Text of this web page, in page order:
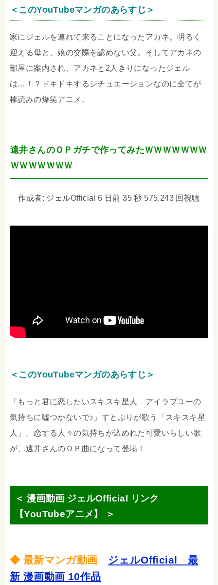
＜このYouTubeマンガのあらすじ＞
家にジェルを連れて来ることになったアカネ。明るく
迎える母と、娘の交際を認めない父。そしてアカネの
部屋に案内され、アカネと2人きりになったジェル
は…！？ドキドキするシチュエーションなのに全てが
棒読みの爆笑アニメ。
遠井さんのＯＰガチで作ってみたＷＷＷＷＷＷＷ
ＷＷＷＷＷＷＷ
作成者: ジェルOfficial 6 日前 35 秒 575,243 回視聴
＜このYouTubeマンガのあらすじ＞
「もっと君に恋したいスキスキ星人 アイラブユーの
気持ちに嘘つかないで♪」すとぷりが歌う「スキスキ星
人」。恋する人々の気持ちが込めれた可愛いらしい歌
が、遠井さんのＯＰ曲になって登場！
＜ 漫画動画 ジェルOfficial リンク
【YouTubeアニメ】 ＞
◆ 最新マンガ動画 ジェルOfficial 最
新 漫画動画 10作品